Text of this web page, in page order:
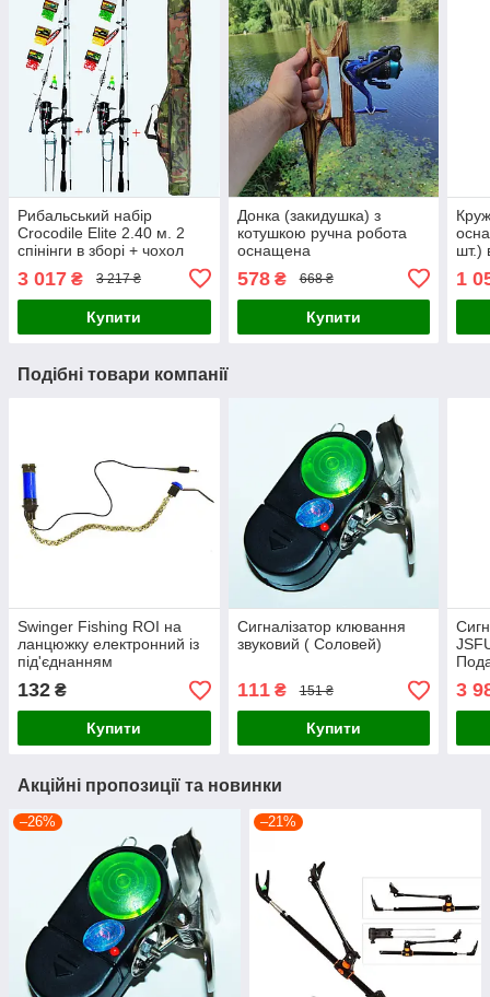
Рибальський набір
Crocodile Elite 2.40 м. 2
спінінги в зборі + чохол
3 017 ₴ 3 217 ₴
Купити
Донка (закидушка) з
котушкою ручна робота
оснащена
578₴ 668 ₴
Купити
шт.)
1
Подібні товари компанії
Swinger Fishing ROI на
ланцюжку електронний із
під'єднанням
132 ₴
Купити
Сигналізатор клювання
звуковий ( Соловей)
111₴ 151 ₴
Купити
3
Акційні пропозиції та новинки
–26% –21%